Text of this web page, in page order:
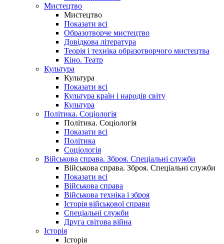
Мистецтво
Мистецтво
Показати всі
Образотворче мистецтво
Довідкова література
Теорія і техніка образотворчого мистецтва
Кіно. Театр
Культура
Культура
Показати всі
Культура країн і народів світу
Культура
Політика. Соціологія
Політика. Соціологія
Показати всі
Політика
Соціологія
Військова справа. Зброя. Спеціальні служби
Військова справа. Зброя. Спеціальні служби
Показати всі
Військова справа
Військова техніка і зброя
Історія військової справи
Спеціальні служби
Друга світова війна
Історія
Історія